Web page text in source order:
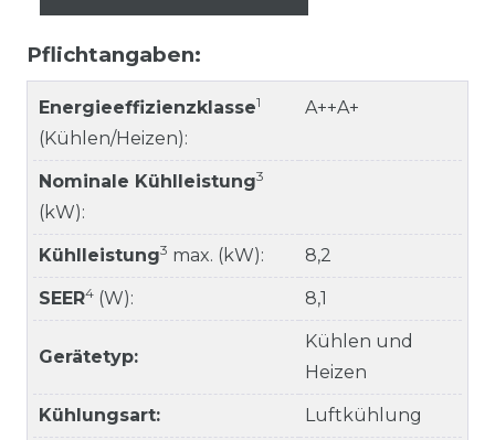
Pflichtangaben:
Energieeffizienzklasse1
(Kühlen/Heizen):
A++A+
Nominale Kühlleistung3
(kW):
Kühlleistung3 max. (kW): 8,2
SEER4 (W): 8,1
Gerätetyp:
Kühlen und
Heizen
Kühlungsart: Luftkühlung